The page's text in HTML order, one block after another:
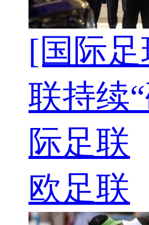
[国际
联持续
际足联
欧足联